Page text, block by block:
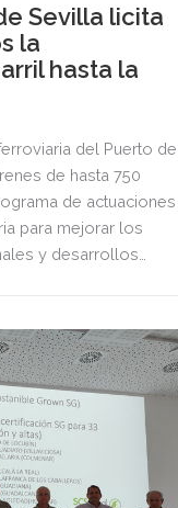
Sevilla licita
la
hasta la
del Puerto de
de hasta 750
de actuaciones
para mejorar los
y desarrollos